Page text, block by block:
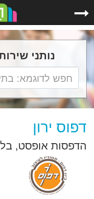
נותני
דפוס ירון
הדפסות אופסט,